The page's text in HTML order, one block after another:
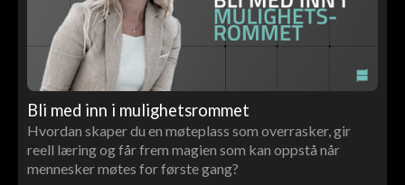
Bli med inn i mulighetsrommet
Hvordan skaper du en møteplass som overrasker, gir
reell læring og får frem magien som kan oppstå når
mennesker møtes for første gang?